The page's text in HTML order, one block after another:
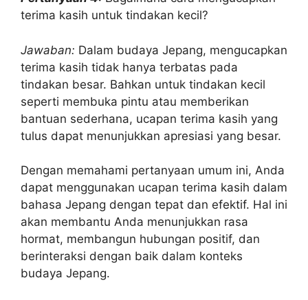
terima kasih untuk tindakan kecil?
Jawaban: Dalam budaya Jepang, mengucapkan
terima kasih tidak hanya terbatas pada
tindakan besar. Bahkan untuk tindakan kecil
seperti membuka pintu atau memberikan
bantuan sederhana, ucapan terima kasih yang
tulus dapat menunjukkan apresiasi yang besar.
Dengan memahami pertanyaan umum ini, Anda
dapat menggunakan ucapan terima kasih dalam
bahasa Jepang dengan tepat dan efektif. Hal ini
akan membantu Anda menunjukkan rasa
hormat, membangun hubungan positif, dan
berinteraksi dengan baik dalam konteks
budaya Jepang.